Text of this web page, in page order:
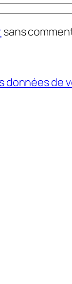
sans
données de